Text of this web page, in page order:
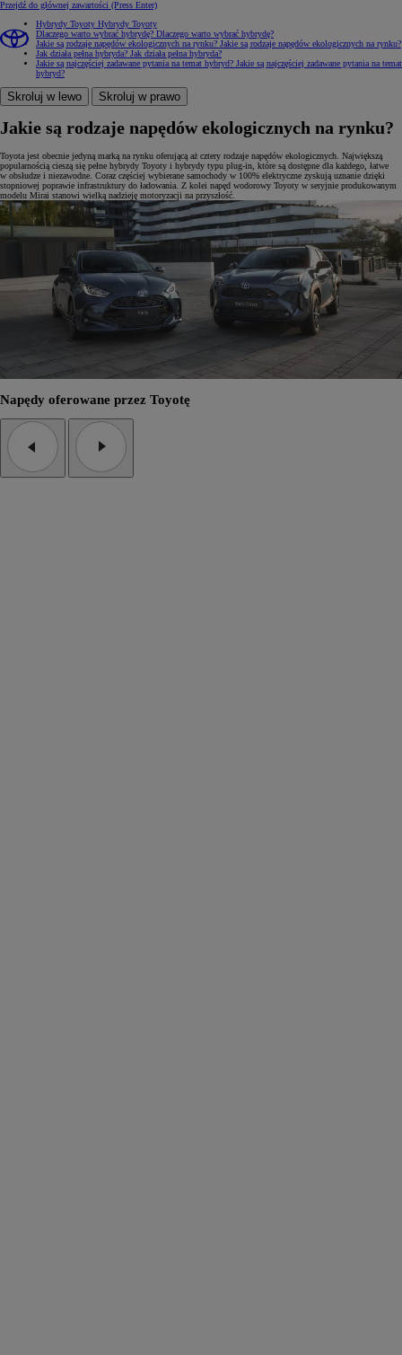
Przejdź do głównej zawartości (Press Enter)
Hybrydy Toyoty Hybrydy Toyoty
Dlaczego warto wybrać hybrydę? Dlaczego warto wybrać hybrydę?
Jakie są rodzaje napędów ekologicznych na rynku? Jakie są rodzaje napędów ekologicznych na rynku?
Jak działa pełna hybryda? Jak działa pełna hybryda?
Jakie są najczęściej zadawane pytania na temat hybryd? Jakie są najczęściej zadawane pytania na temat
hybryd?
Skroluj w lewo Skroluj w prawo
Jakie są rodzaje napędów ekologicznych na rynku?
Toyota jest obecnie jedyną marką na rynku oferującą aż cztery rodzaje napędów ekologicznych. Największą
popularnością cieszą się pełne hybrydy Toyoty i hybrydy typu plug-in, które są dostępne dla każdego, łatwe
w obsłudze i niezawodne. Coraz częściej wybierane samochody w 100% elektryczne zyskują uznanie dzięki
stopniowej poprawie infrastruktury do ładowania. Z kolei napęd wodorowy Toyoty w seryjnie produkowanym
modelu Mirai stanowi wielką nadzieję motoryzacji na przyszłość.
Napędy oferowane przez Toyotę